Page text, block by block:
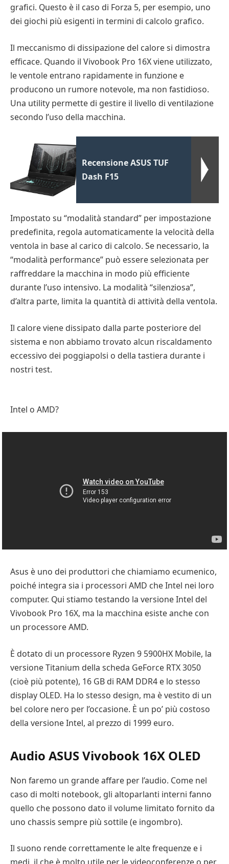
grafici. Questo è il caso di Forza 5, per esempio, uno
dei giochi più esigenti in termini di calcolo grafico.
Il meccanismo di dissipazione del calore si dimostra
efficace. Quando il Vivobook Pro 16X viene utilizzato,
le ventole entrano rapidamente in funzione e
producono un rumore notevole, ma non fastidioso.
Una utility permette di gestire il livello di ventilazione
secondo l’uso della macchina.
Recensione ASUS TUF
Dash F15
Impostato su “modalità standard” per impostazione
predefinita, regola automaticamente la velocità della
ventola in base al carico di calcolo. Se necessario, la
“modalità performance” può essere selezionata per
raffreddare la macchina in modo più efficiente
durante l’uso intensivo. La modalità “silenziosa”,
d’altra parte, limita la quantità di attività della ventola.
Il calore viene dissipato dalla parte posteriore del
sistema e non abbiamo trovato alcun riscaldamento
eccessivo dei poggiapolsi o della tastiera durante i
nostri test.
Intel o AMD?
Asus è uno dei produttori che chiamiamo ecumenico,
poiché integra sia i processori AMD che Intel nei loro
computer. Qui stiamo testando la versione Intel del
Vivobook Pro 16X, ma la macchina esiste anche con
un processore AMD.
È dotato di un processore Ryzen 9 5900HX Mobile, la
versione Titanium della scheda GeForce RTX 3050
(cioè più potente), 16 GB di RAM DDR4 e lo stesso
display OLED. Ha lo stesso design, ma è vestito di un
bel colore nero per l’occasione. È un po’ più costoso
della versione Intel, al prezzo di 1999 euro.
Audio ASUS Vivobook 16X OLED
Non faremo un grande affare per l’audio. Come nel
caso di molti notebook, gli altoparlanti interni fanno
quello che possono dato il volume limitato fornito da
uno chassis sempre più sottile (e ingombro).
Il suono rende correttamente le alte frequenze e i